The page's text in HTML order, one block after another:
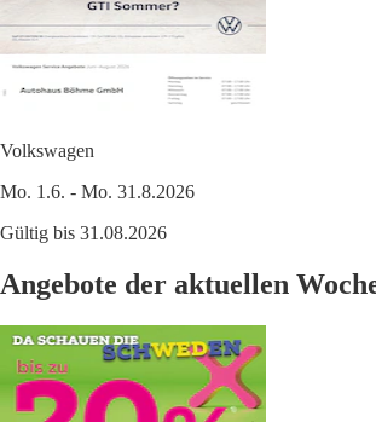
Volkswagen
Mo. 1.6. - Mo. 31.8.2026
Gültig bis 31.08.2026
Angebote der aktuellen